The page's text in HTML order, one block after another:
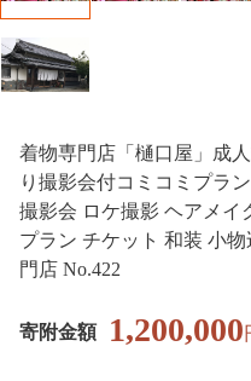
着物専門店「樋口屋」成
り撮影会付コミコミプラ
撮影会 ロケ撮影 ヘアメイ
プラン チケット 和装 小
門店 No.422
寄附金額 1,200,000